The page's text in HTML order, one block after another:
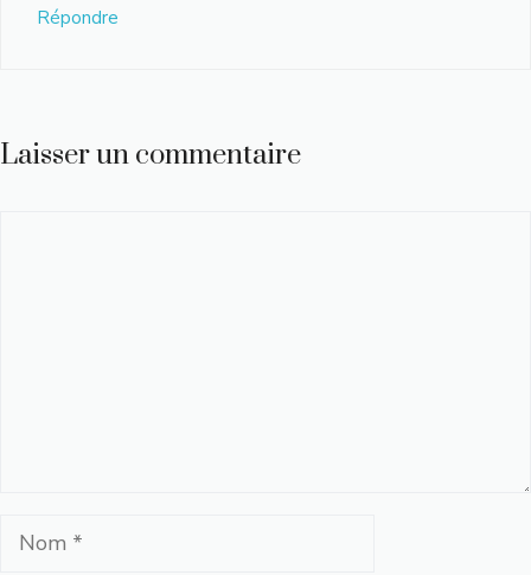
Répondre
Laisser un commentaire
Nom